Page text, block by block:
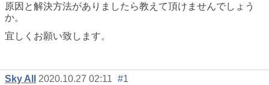
原因と解決方法がありましたら教えて頂けませんでしょう
か。
宜しくお願い致します。
Sky All 2020.10.27 02:11 #1